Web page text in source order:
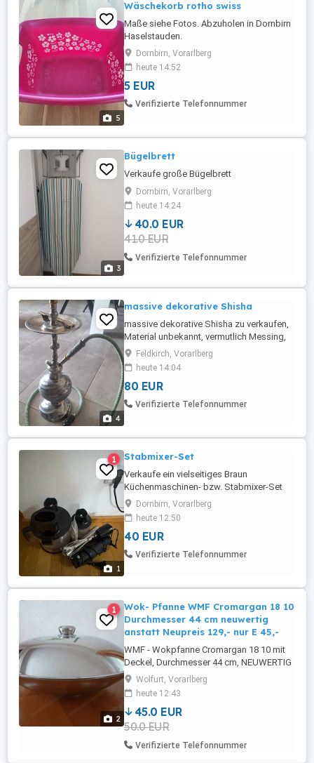
5
Wäschekorb rotho swiss
Maße siehe Fotos. Abzuholen in Dornbirn
Haselstauden.
Dornbirn, Vorarlberg
heute 14:52
5 EUR
Verifizierte Telefonnummer
3
Bügelbrett
Verkaufe große Bügelbrett
Dornbirn, Vorarlberg
heute 14:24
40.0 EUR
41.0 EUR
Verifizierte Telefonnummer
4
massive dekorative Shisha
massive dekorative Shisha zu verkaufen,
Material unbekannt, vermutlich Messing,
sehr schwer, Schlauch müsste vermutlich
erneuert werden, hat einen Riss im Holz
Feldkirch, Vorarlberg
heute 14:04
80 EUR
Verifizierte Telefonnummer
1
1 Stabmixer-Set
Verkaufe ein vielseitiges Braun
Küchenmaschinen- bzw. Stabmixer-Set
mit mehreren Aufsätzen und
Zubehörteilen. Enthalten sind unter
anderem: * Motorgriff Handmixer *
Schneebesen * Zerkleinerer groß *
Zerkleinerer klein * Mixaufsätze und
Dornbirn, Vorarlberg
heute 12:50
40 EUR
Verifizierte Telefonnummer
2
1
Wok- Pfanne WMF Cromargan 18 10
Durchmesser 44 cm neuwertig
anstatt Neupreis 129,- nur E 45,-
WMF - Wokpfanne Cromargan 18 10 mit
Deckel, Durchmesser 44 cm, NEUWERTIG
(2x benützt) anstatt Neupreis 129,- nur
Euro 45,-
Wolfurt, Vorarlberg
heute 12:43
45.0 EUR
50.0 EUR
Verifizierte Telefonnummer